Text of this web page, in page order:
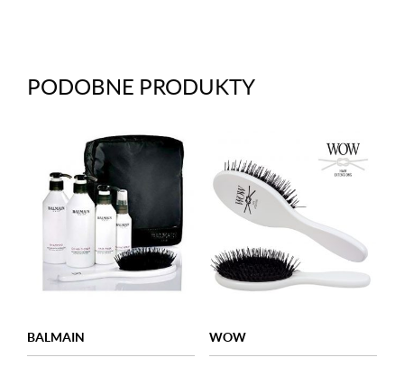
PODOBNE PRODUKTY
BALMAIN WOW